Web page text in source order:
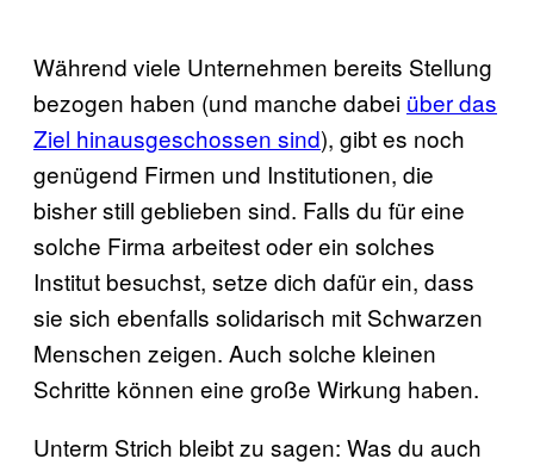
Während viele Unternehmen bereits Stellung
bezogen haben (und manche dabei über das
Ziel hinausgeschossen sind), gibt es noch
genügend Firmen und Institutionen, die
bisher still geblieben sind. Falls du für eine
solche Firma arbeitest oder ein solches
Institut besuchst, setze dich dafür ein, dass
sie sich ebenfalls solidarisch mit Schwarzen
Menschen zeigen. Auch solche kleinen
Schritte können eine große Wirkung haben.
Unterm Strich bleibt zu sagen: Was du auch